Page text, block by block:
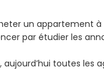
un appartement à
par étudier les
aujourd’hui toutes les